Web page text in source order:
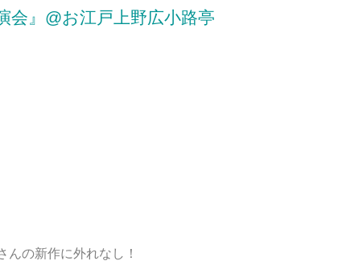
会』@お江戸上野広小路亭
んの新作に外れなし！